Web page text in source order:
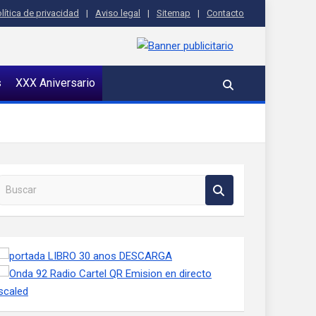
de privacidad Aviso legal Sitemap Contacto
XXX Aniversario
en la web